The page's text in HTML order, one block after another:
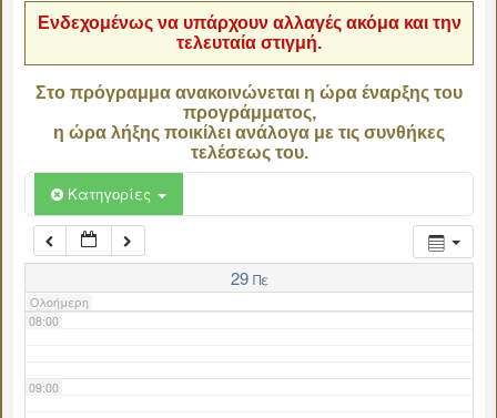
Ενδεχομένως να υπάρχουν αλλαγές ακόμα και την
τελευταία στιγμή.
Στο πρόγραμμα ανακοινώνεται η ώρα έναρξης του
προγράμματος,
η ώρα λήξης ποικίλει ανάλογα με τις συνθήκες
τελέσεως του.
Κατηγορίες
29 Πε
Ολοήμερη
06:00
07:00
08:00
09:00